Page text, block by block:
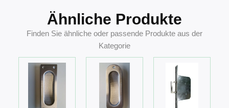
Ähnliche Produkte
Finden Sie ähnliche oder passende Produkte aus der
Kategorie